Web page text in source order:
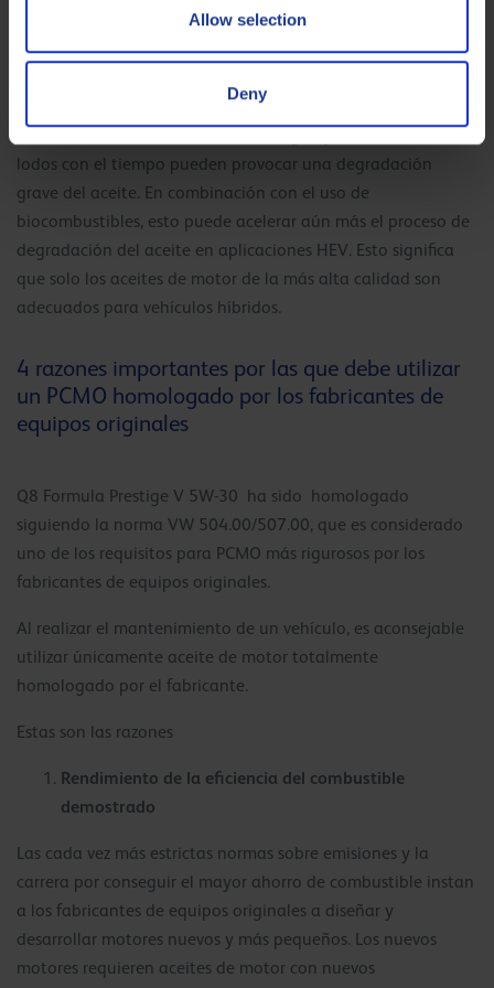
Allow selection
Deny
Condiciones particulares de funcionamiento del motor,
obtener las fuentes de los aditivos que sean compatibles. En
lodos con el tiempo pueden provocar una degradación
grave del aceite. En combinación con el uso de
biocombustibles, esto puede acelerar aún más el proceso de
degradación del aceite en aplicaciones HEV. Esto significa
que solo los aceites de motor de la más alta calidad son
adecuados para vehículos híbridos.
4 razones importantes por las que debe utilizar
un PCMO homologado por los fabricantes de
equipos originales
Q8 Formula Prestige V 5W-30 ha sido homologado
siguiendo la norma VW 504.00/507.00, que es considerado
uno de los requisitos para PCMO más rigurosos por los
fabricantes de equipos originales.
Al realizar el mantenimiento de un vehículo, es aconsejable
utilizar únicamente aceite de motor totalmente
homologado por el fabricante.
Estas son las razones
Rendimiento de la eficiencia del combustible
demostrado
Las cada vez más estrictas normas sobre emisiones y la
carrera por conseguir el mayor ahorro de combustible instan
a los fabricantes de equipos originales a diseñar y
desarrollar motores nuevos y más pequeños. Los nuevos
motores requieren aceites de motor con nuevos